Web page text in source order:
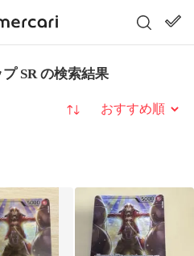
SR の検索結果
並び替え